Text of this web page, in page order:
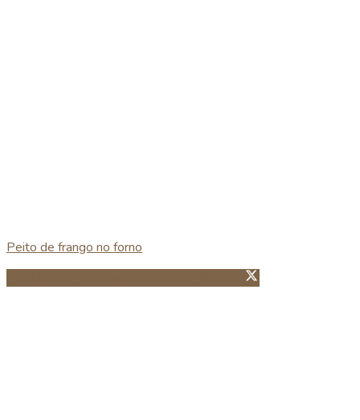
Peito de frango no forno
Guardar no Pinterest